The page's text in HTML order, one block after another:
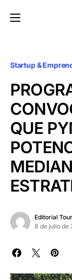
Startup &
QUE
Editorial
8 de julio de